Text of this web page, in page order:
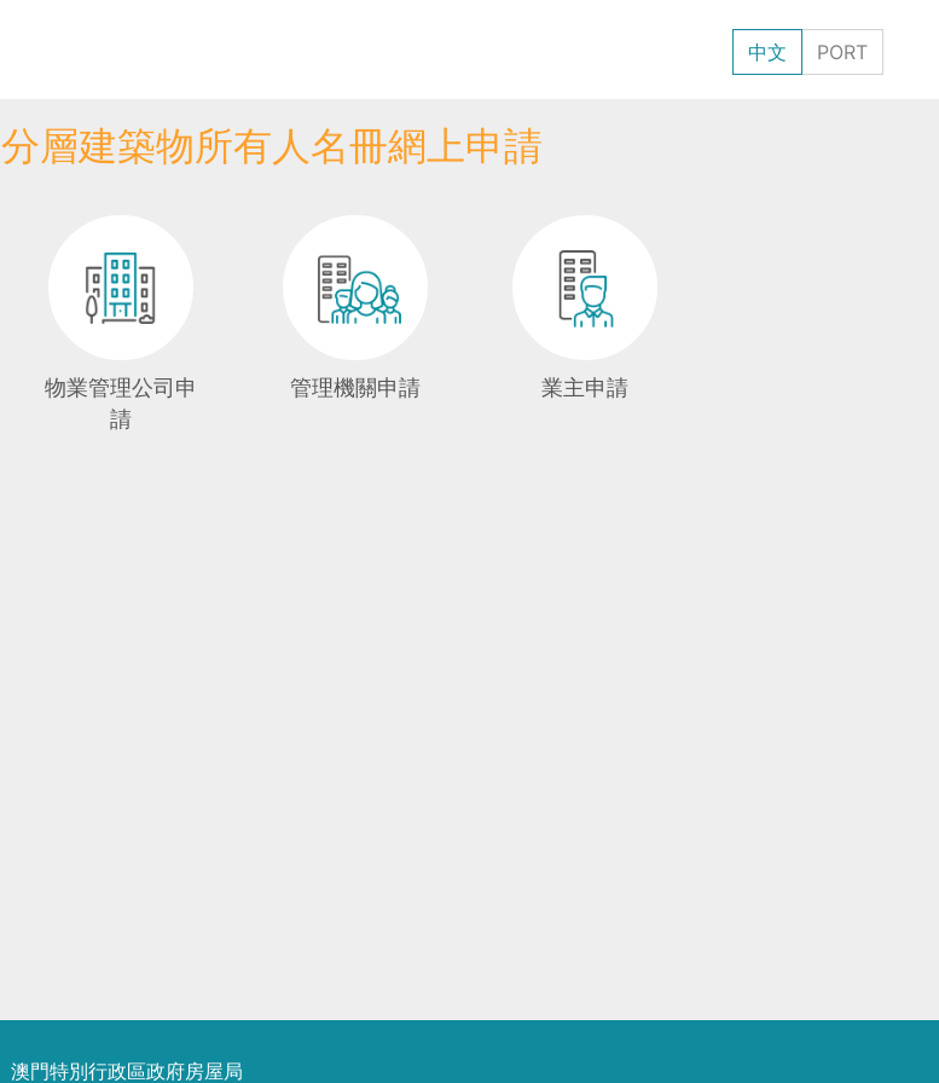
中文 PORT
分層建築物所有人名冊網上申請
物業管理公司申
請
管理機關申請 業主申請
澳門特別行政區政府房屋局